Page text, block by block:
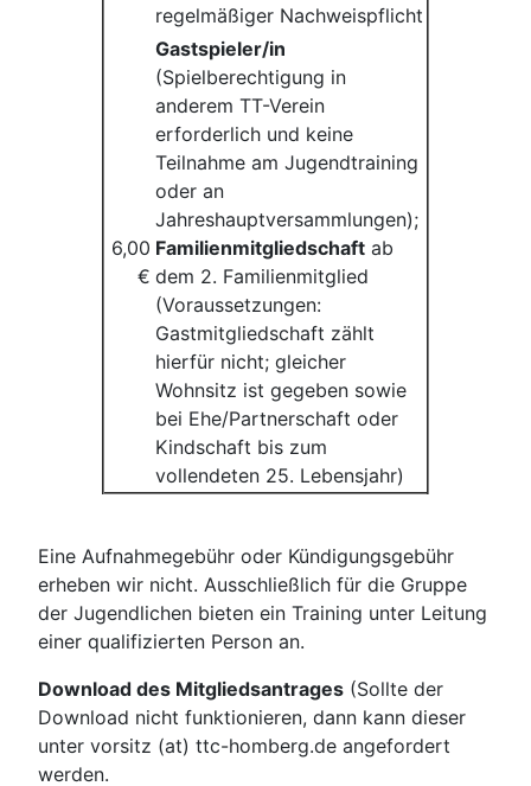
regelmäßiger Nachweispflicht
6,00
€
Gastspieler/in
(Spielberechtigung in
anderem TT-Verein
erforderlich und keine
Teilnahme am Jugendtraining
oder an
Jahreshauptversammlungen);
Familienmitgliedschaft ab
dem 2. Familienmitglied
(Voraussetzungen:
Gastmitgliedschaft zählt
hierfür nicht; gleicher
Wohnsitz ist gegeben sowie
bei Ehe/Partnerschaft oder
Kindschaft bis zum
vollendeten 25. Lebensjahr)
Eine Aufnahmegebühr oder Kündigungsgebühr
erheben wir nicht. Ausschließlich für die Gruppe
der Jugendlichen bieten ein Training unter Leitung
einer qualifizierten Person an.
Download des Mitgliedsantrages (Sollte der
Download nicht funktionieren, dann kann dieser
unter vorsitz (at) ttc-homberg.de angefordert
werden.